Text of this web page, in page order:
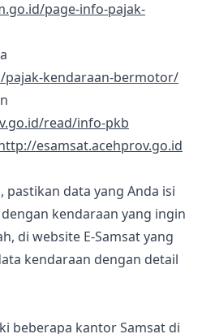
page-info-pajak-
kendaraan-bermotor/
read/info-pkb
esamsat.acehprov.go.id
data yang Anda isi
kendaraan yang ingin
di website E-Samsat yang
kendaraan dengan detail
beberapa kantor Samsat di